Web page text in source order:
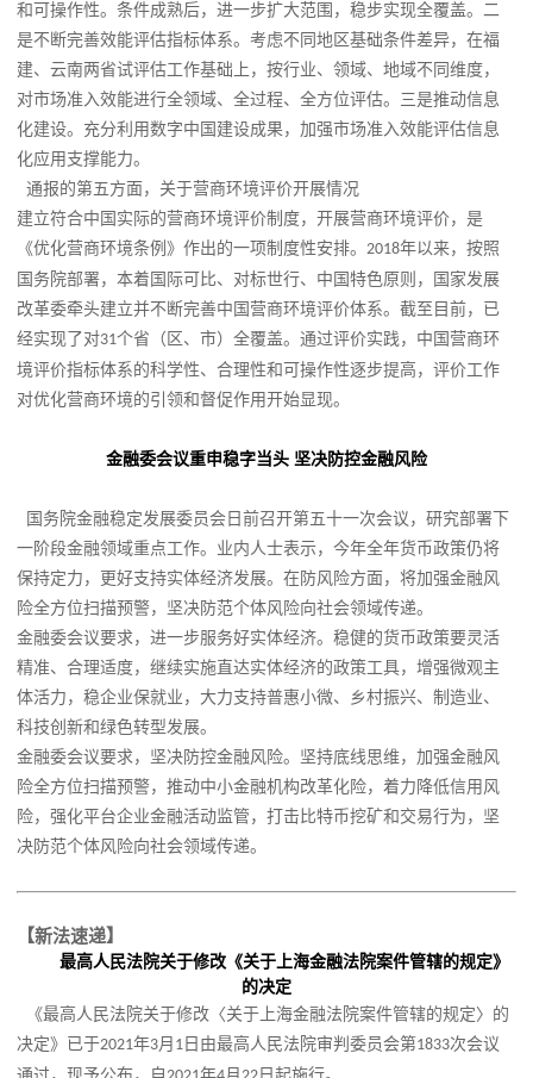
和可操作性。条件成熟后，进一步扩大范围，稳步实现全覆盖。二
是不断完善效能评估指标体系。考虑不同地区基础条件差异，在福
建、云南两省试评估工作基础上，按行业、领域、地域不同维度，
对市场准入效能进行全领域、全过程、全方位评估。 三是推动信息
化建设。充分利用数字中国建设成果，加强市场准入效能评估信息
化应用支撑能力。
通报的第五方面，关于营商环境评价开展情况
建立符合中国实际的营商环境评价制度，开展营商环境评价，是
《优化营商环境条例》作出的一项制度性安排。2018年以来，按照
国务院部署，本着国际可比、对标世行、中国特色原则，国家发展
改革委牵头建立并不断完善中国营商环境评价体系。截至目前，已
经实现了对31个省（区、市）全覆盖。通过评价实践，中国营商环
境评价指标体系的科学性、合理性和可操作性逐步提高，评价工作
对优化营商环境的引领和督促作用开始显现。
金融委会议重申稳字当头 坚决防控金融风险
国务院金融稳定发展委员会日前召开第五十一次会议，研究部署下
一阶段金融领域重点工作。业内人士表示，今年全年货币政策仍将
保持定力，更好支持实体经济发展。在防风险方面，将加强金融风
险全方位扫描预警，坚决防范个体风险向社会领域传递。
金融委会议要求，进一步服务好实体经济。稳健的货币政策要灵活
精准、合理适度，继续实施直达实体经济的政策工具，增强微观主
体活力，稳企业保就业，大力支持普惠小微、乡村振兴、制造业、
科技创新和绿色转型发展。
金融委会议要求，坚决防控金融风险。坚持底线思维，加强金融风
险全方位扫描预警，推动中小金融机构改革化险，着力降低信用风
险，强化平台企业金融活动监管，打击比特币挖矿和交易行为，坚
决防范个体风险向社会领域传递。
【新法速递】
最高人民法院关于修改《关于上海金融法院案件管辖的规定》
的决定
《最高人民法院关于修改〈关于上海金融法院案件管辖的规定〉的
决定》已于2021年3月 1 日由最高人民法院审判委员会第1833次会议